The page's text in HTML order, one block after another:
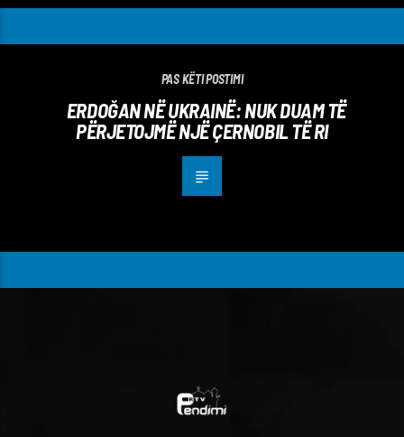
PAS KËTI POSTIMI
ERDOĞAN NË UKRAINË: NUK DUAM TË
PËRJETOJMË NJË ÇERNOBIL TË RI